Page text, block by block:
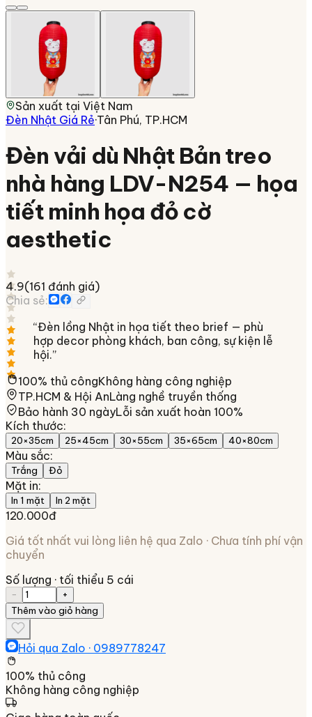
Sản xuất tại Việt Nam
Đèn Nhật Giá Rẻ·Tân Phú, TP.HCM
Đèn vải dù Nhật Bản treo
nhà hàng LDV-N254 — họa
tiết minh họa đỏ cờ
aesthetic
4.9(161 đánh giá)
Chia sẻ:
“Đèn lồng Nhật in họa tiết theo brief — phù
hợp decor phòng khách, ban công, sự kiện lễ
hội.”
100% thủ côngKhông hàng công nghiệp
TP.HCM & Hội AnLàng nghề truyền thống
Bảo hành 30 ngàyLỗi sản xuất hoàn 100%
Kích thước:
20×35cm 25×45cm 30×55cm 35×65cm 40×80cm
Màu sắc:
Trắng Đỏ
Mặt in:
In 1 mặt In 2 mặt
120.000đ
Giá tốt nhất vui lòng liên hệ qua Zalo · Chưa tính phí vận
chuyển
Số lượng · tối thiểu 5 cái
−
+
Thêm vào giỏ hàng
Hỏi qua Zalo · 0989778247
100% thủ công
Không hàng công nghiệp